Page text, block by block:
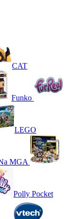
CAT
Funko
LEGO
MGA
Polly Pocket